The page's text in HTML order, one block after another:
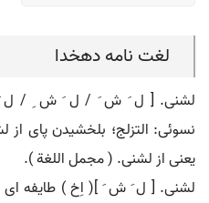
لغت نامه دهخدا
لشنی. [ ل َ ش َ / ل َ ش ِ / ل َ ]
نسوئی: التزلج؛ بلخشیدن پای از
یعنی از لشنی. ( مجمل اللغة ).
لشنی. [ ل َ ش َ ]( اِخ ) طایفه ای